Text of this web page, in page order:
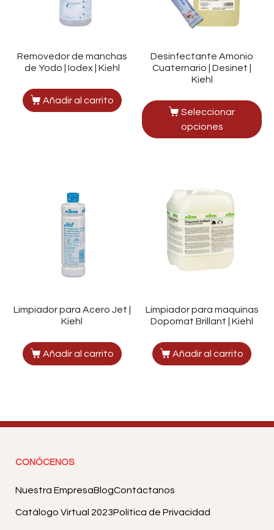
Removedor de manchas
de Yodo | Iodex | Kiehl
Añadir al carrito
Desinfectante Amonio
Cuaternario | Desinet |
Kiehl
Seleccionar
opciones
Limpiador para Acero Jet |
Kiehl
Añadir al carrito
Limpiador para maquinas
Dopomat Brillant | Kiehl
Añadir al carrito
CONÓCENOS
Nuestra EmpresaBlogContáctanos
Catálogo Virtual 2023Política de Privacidad